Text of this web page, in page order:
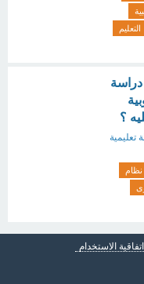
التعليم
؟
تعليمية
نظام
اتفاقية الاستخدام